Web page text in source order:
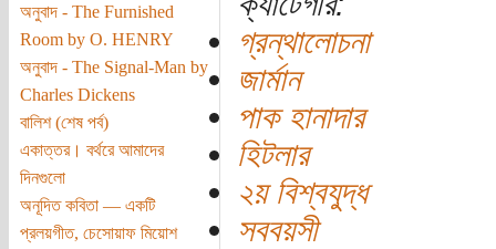
অনুবাদ - The Furnished
Room by O. HENRY
অনুবাদ - The Signal-Man by
Charles Dickens
বালিশ (শেষ পর্ব)
একাত্তর। বর্থরে আমাদের
দিনগুলো
অনূদিত কবিতা — একটি
প্রলয়গীত, চেসোয়াফ মিয়োশ
গ্রন্থালোচনা
জার্মান
পাক হানাদার
হিটলার
২য় বিশ্বযুদ্ধ
সববয়সী